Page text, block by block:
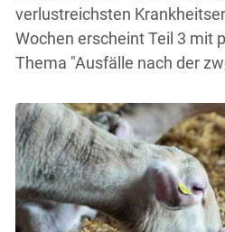
verlustreichsten
Wochen erscheint Teil 3 mit
Thema "Ausfälle nach der